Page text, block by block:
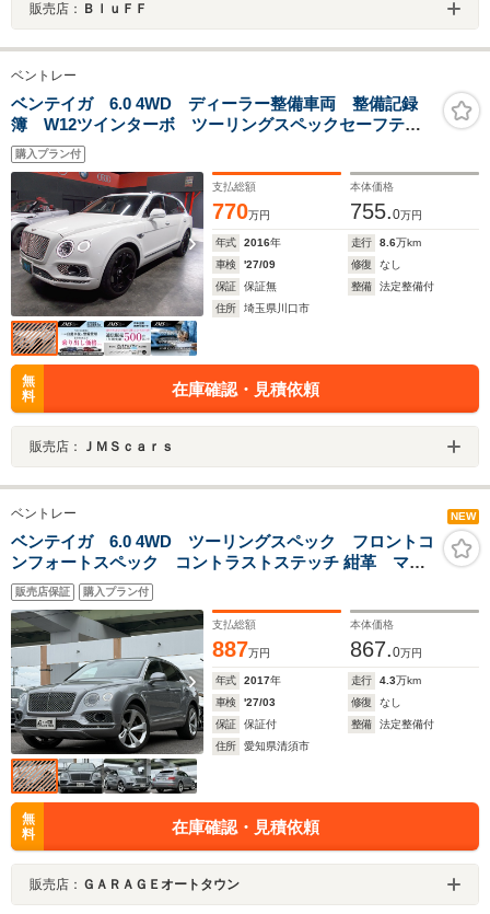
販売店： ＢｌｕＦＦ
ベントレー
ベンテイガ 6.0 4WD ディーラー整備車両 整備記録
簿 W12ツインターボ ツーリングスペックセーフテ
ィ シティスペック フロントコンフォートスペック
オプション22インチアルミ 360°カメラ ダブルサンル
ーフ
購入プラン付
支払総額
770万円
本体価格
755.0万円
年式 2016年 走行 8.6万km
車検
'27/09 修復
なし
保証
保証無 整備
法定整備付
住所
埼玉県川口市
無
料
在庫確認・見積依頼
販売店： ＪＭＳｃａｒｓ
ベントレー NEW
ベンテイガ 6.0 4WD ツーリングスペック フロントコ
ンフォートスペック コントラストステッチ 紺革 マッ
サージシート シートヒータ・エアコン メモリーパワ
ーシート サンルーフ アルカンターラルーフ 360カメ
ラ
販売店保証 購入プラン付
支払総額
887万円
本体価格
867.0万円
年式 2017年 走行 4.3万km
車検
'27/03 修復
なし
保証
保証付 整備
法定整備付
住所
愛知県清須市
無
料
在庫確認・見積依頼
販売店： ＧＡＲＡＧＥオートタウン